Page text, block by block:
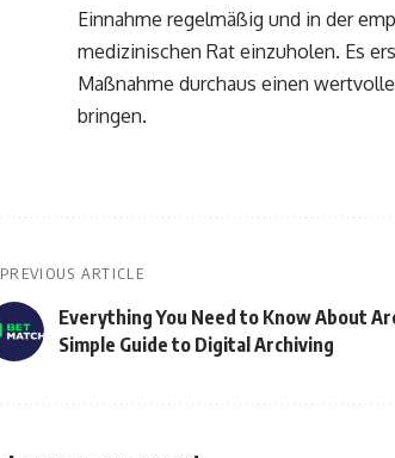
Einnahme regelmäßig und in der
medizinischen Rat einzuholen. Es
Maßnahme durchaus einen
bringen.
PREVIOUS ARTICLE
Everything You Need to Know About
Simple Guide to Digital Archiving